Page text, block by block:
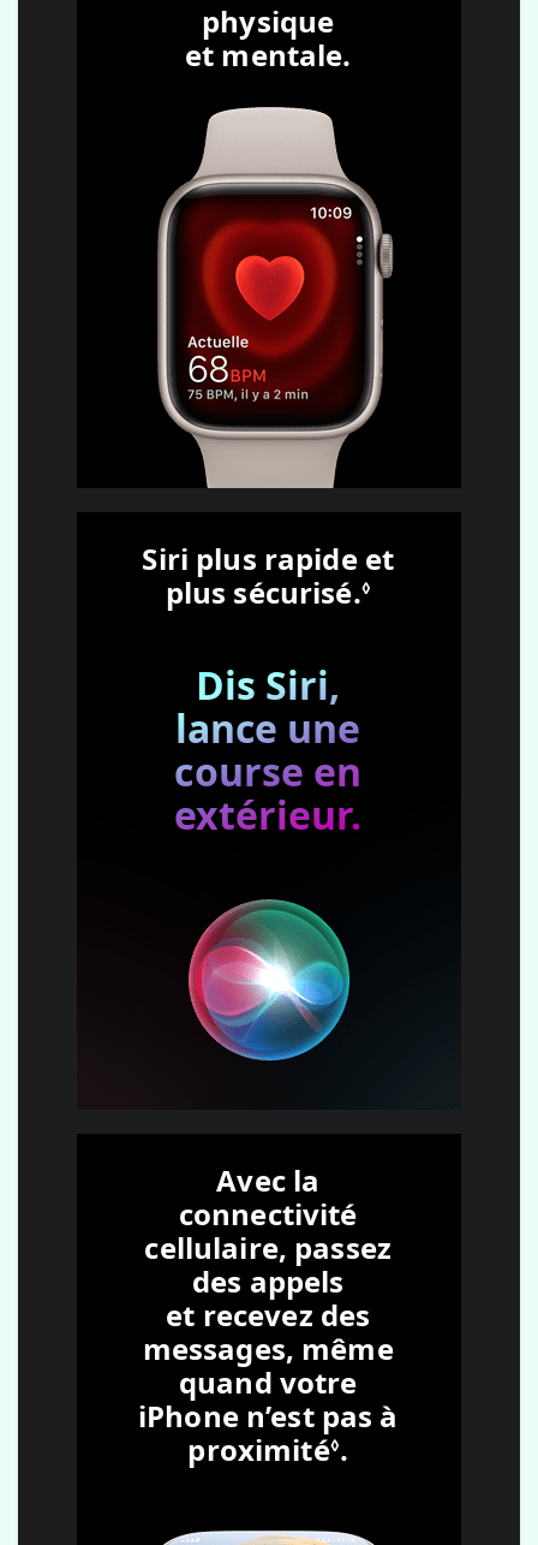
physique
et mentale.
Siri plus rapide et
plus sécurisé.◊
Dis Siri,
lance une
course en
extérieur.
Avec la
connectivité
cellulaire, passez
des appels
et recevez des
messages, même
quand votre
iPhone n’est pas à
proximité◊Renvoi aux
.